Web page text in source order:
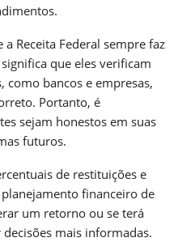
Receita Federal sempre faz
que eles verificam
como bancos e empresas,
Portanto, é
sejam honestos em suas
futuros.
de restituições e
financeiro de
um retorno ou se terá
mais informadas.